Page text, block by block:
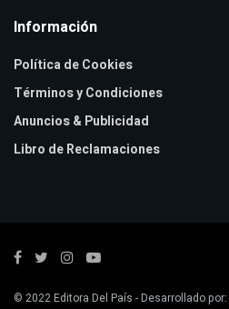
Información
Política de Cookies
Términos y Condiciones
Anuncios & Publicidad
Libro de Reclamaciones
© 2022Editora Del País - Desarrollado por: